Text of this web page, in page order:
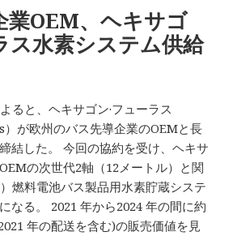
業OEM、ヘキサゴ
ス水素システム供給
ると、ヘキサゴン·フューラス
）が欧州のバス先導企業のOEMと長
結した。 今回の協約を受け、ヘキサ
の次世代2軸（12メートル）と関
燃料電池バス製品用水素貯蔵システ
なる。 2021 年から2024 年の間に約
年の配送を含む)の販売価値を見